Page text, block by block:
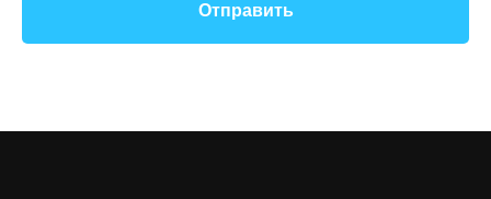
Отправить